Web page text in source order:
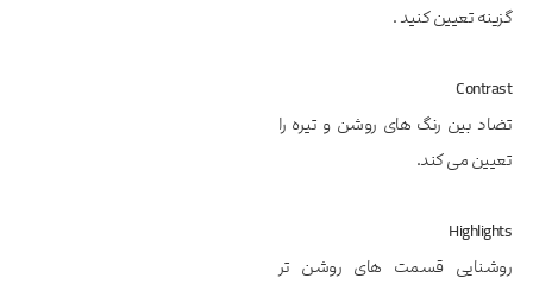
گزینه تعیین کنید .
Contrast
تضاد بین رنگ های روشن و تیره را
تعیین می کند.
Highlights
روشنایی قسمت های روشن تر